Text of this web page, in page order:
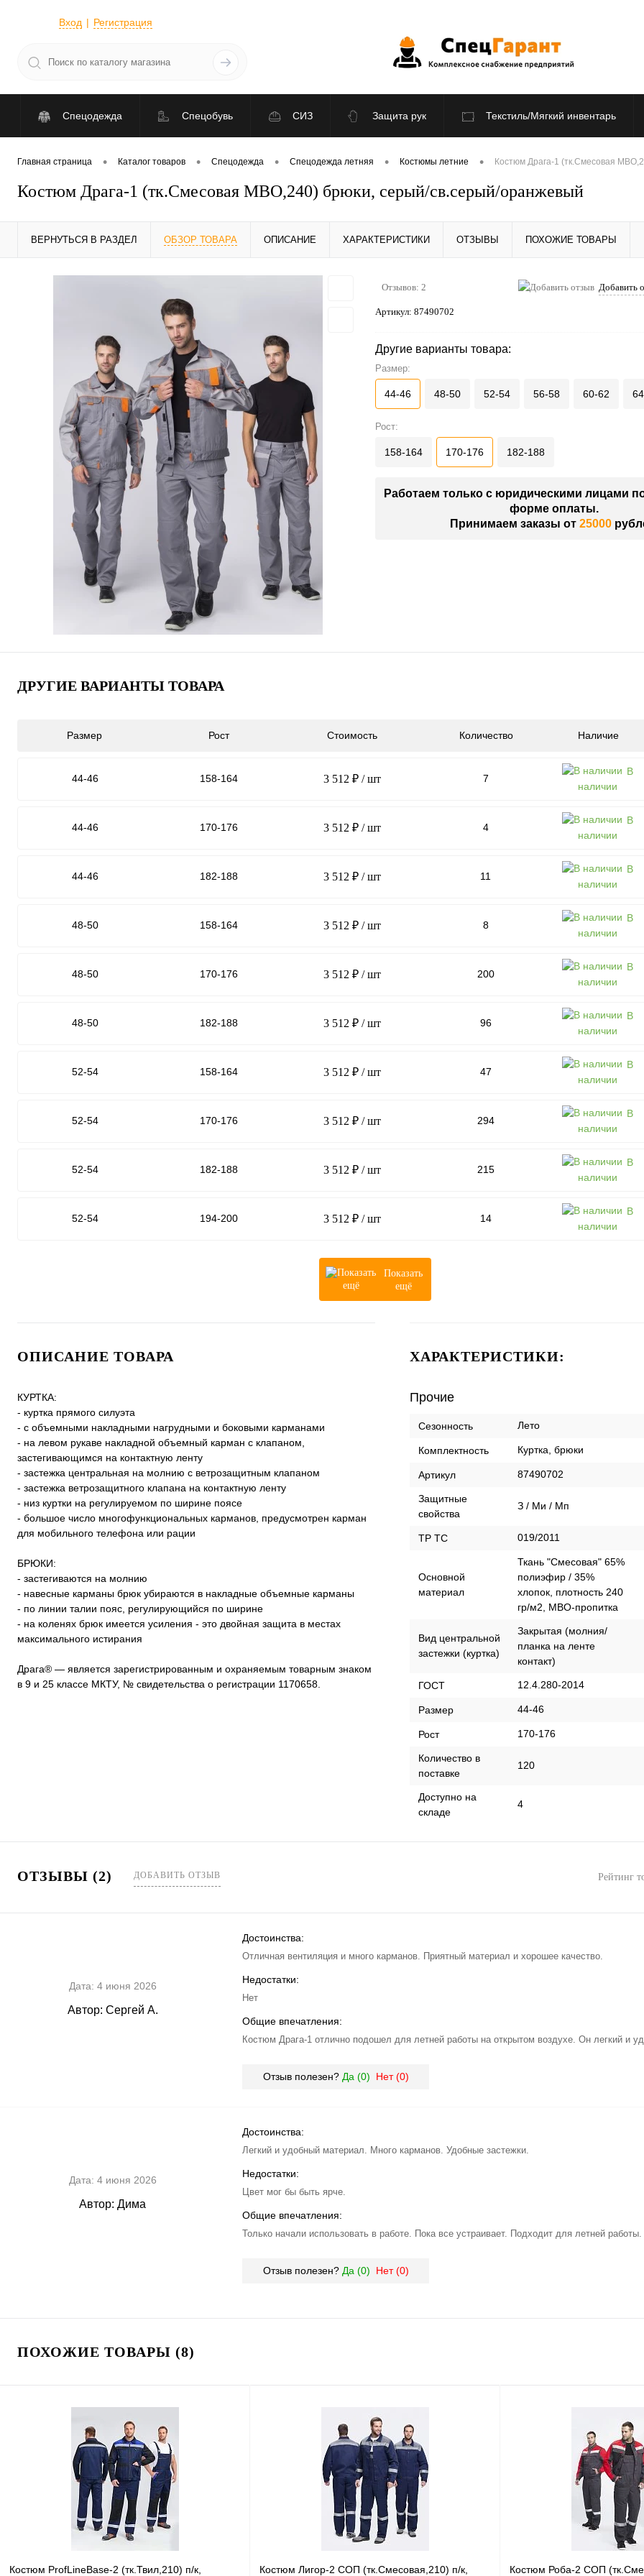
Вход Регистрация
Спецодежда Спецобувь СИЗ Защита рук Текстиль/Мягкий инвентарь
По отраслям Распродажа
Главная страница • Каталог товаров • Спецодежда • Спецодежда летняя • Костюмы летние • Костюм Драга-1 (тк.Смесовая
Костюм Драга-1 (тк.Смесовая МВО,240) брюки, серый/св.серый/оранжевый
ВЕРНУТЬСЯ В РАЗДЕЛ ОБЗОР ТОВАРА ОПИСАНИЕ ХАРАКТЕРИСТИКИ ОТЗЫВЫ ПОХОЖИЕ ТОВАРЫ
Отзывов: 2 Добавить
Артикул: 87490702
Другие варианты товара:
Размер:
44-46 48-50 52-54 56-58 60-62
Рост:
158-164 170-176 182-188
Работаем только с юридическими лицами
форме оплаты.
Принимаем заказы от 25000
ДРУГИЕ ВАРИАНТЫ ТОВАРА
Размер Рост Стоимость Количество Наличие
44-46 158-164 3 512 ₽ / шт 7
В
наличии
44-46 170-176 3 512 ₽ / шт 4
В
наличии
44-46 182-188 3 512 ₽ / шт 11
В
наличии
48-50 158-164 3 512 ₽ / шт 8
В
наличии
48-50 170-176 3 512 ₽ / шт 200
В
наличии
48-50 182-188 3 512 ₽ / шт 96
В
наличии
52-54 158-164 3 512 ₽ / шт 47
В
наличии
52-54 170-176 3 512 ₽ / шт 294
В
наличии
52-54 182-188 3 512 ₽ / шт 215
В
наличии
52-54 194-200 3 512 ₽ / шт 14
В
наличии
Показать
ещё
ОПИСАНИЕ ТОВАРА
КУРТКА:
- куртка прямого силуэта
- с объемными накладными нагрудными и боковыми карманами
- на левом рукаве накладной объемный карман с клапаном,
застегивающимся на контактную ленту
- застежка центральная на молнию с ветрозащитным клапаном
- застежка ветрозащитного клапана на контактную ленту
- низ куртки на регулируемом по ширине поясе
- большое число многофункциональных карманов, предусмотрен карман
для мобильного телефона или рации
БРЮКИ:
- застегиваются на молнию
- навесные карманы брюк убираются в накладные объемные карманы
- по линии талии пояс, регулирующийся по ширине
- на коленях брюк имеется усиления - это двойная защита в местах
максимального истирания
Драга® — является зарегистрированным и охраняемым товарным знаком
в 9 и 25 классе МКТУ, № свидетельства о регистрации 1170658.
ХАРАКТЕРИСТИКИ:
Прочие
Сезонность Лето
Комплектность Куртка, брюки
Артикул 87490702
Защитные
свойства
З / Ми / Мп
ТР ТС 019/2011
Основной
материал
Ткань "Смесовая" 65%
полиэфир / 35%
хлопок, плотность 240
гр/м2, МВО-пропитка
Вид центральной
застежки (куртка)
Закрытая (молния/
планка на ленте
контакт)
ГОСТ 12.4.280-2014
Размер 44-46
Рост 170-176
Количество в
поставке
120
Доступно на
складе
4
ОТЗЫВЫ (2) ДОБАВИТЬ ОТЗЫВ Рейтинг
Дата: 4 июня 2026
Автор: Сергей А.
Достоинства:
Отличная вентиляция и много карманов. Приятный материал и хорошее качество.
Недостатки:
Нет
Общие впечатления:
Костюм Драга-1 отлично подошел для летней работы на открытом воздухе. Он легкий и
Отзыв полезен? Да (0) Нет (0)
Дата: 4 июня 2026
Автор: Дима
Достоинства:
Легкий и удобный материал. Много карманов. Удобные застежки.
Недостатки:
Цвет мог бы быть ярче.
Общие впечатления:
Только начали использовать в работе. Пока все устраивает. Подходит для летней работы.
Отзыв полезен? Да (0) Нет (0)
ПОХОЖИЕ ТОВАРЫ (8)
Костюм ProfLineBase-2 (тк.Твил,210) п/к, Костюм Лигор-2 СОП (тк.Смесовая,210) п/к, Костюм Роба-2 СОП